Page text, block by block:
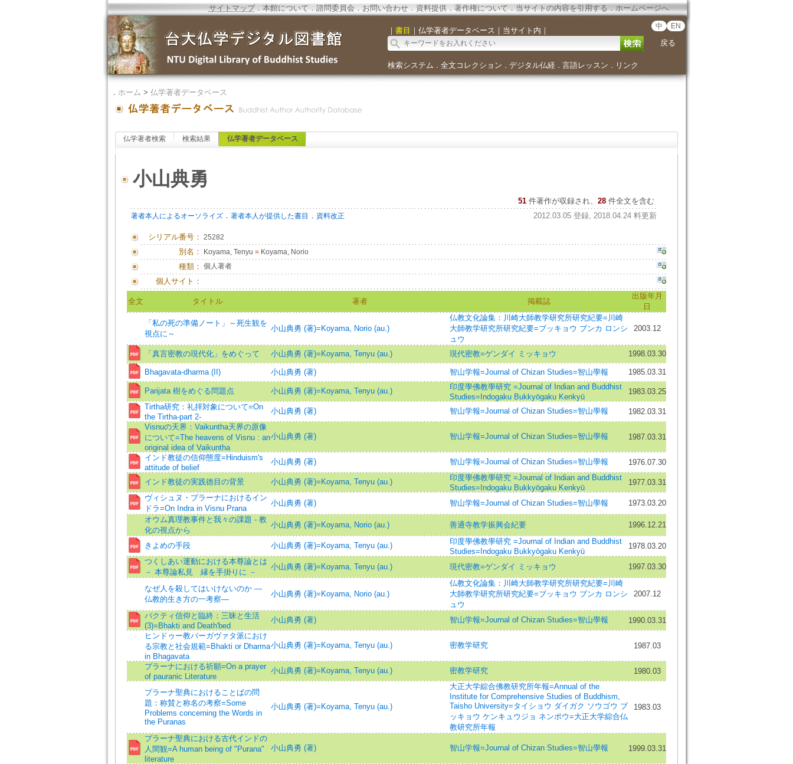
サイトマップ．本館について．諮問委員会． お問い合わせ． 資料提供．著作権について．当サイトの内容を引用する．ホームページへ
｜ 書目 ｜ 仏学著者データベース ｜ 当サイト内 ｜ 中 EN
戻る
検索システム ． 全文コレクション ． デジタル仏経． 言語レッスン ． リンク
． ホーム > 仏学著者データベース
仏学著者検索 検索結果 仏学著者データベース
小山典勇
51 件著作が収録され、 28件全文を含む
著者本人によるオーソライズ． 著者本人が提供した書目 ． 資料改正 2012.03.05 登録, 2018.04.24 料更新
シリアル番号： 25282
別名： Koyama, Tenyu =Koyama, Norio
種類： 個人著者
個人サイト：
全文 タイトル 著者 掲載誌
出版年月
日
「私の死の準備ノート」～死生観を
視点に～
小山典勇 (著)=Koyama, Norio (au.)
仏教文化論集：川崎大師教学研究所研究紀要=川崎
大師教学研究所研究紀要=ブッキョウ ブンカ ロンシ
ュウ
2003.12
「真言密教の現代化」をめぐって 小山典勇 (著)=Koyama, Tenyu (au.) 現代密教=ゲンダイ ミッキョウ 1998.03.30
Bhagavata-dharma (II) 小山典勇 (著) 智山学報=Journal of Chizan Studies=智山學報 1985.03.31
Parijata 樹をめぐる問題点 小山典勇 (著)=Koyama, Tenyu (au.)
印度學佛教學研究 =Journal of Indian and Buddhist
Studies=Indogaku Bukkyōgaku Kenkyū
1983.03.25
Tirtha研究：礼拝対象について=On
the Tirtha-part 2-
小山典勇 (著) 智山学報=Journal of Chizan Studies=智山學報
1982.03.31
Visnuの天界：Vaikuntha天界の原像
について=The heavens of Visnu : an
original idea of Vaikuntha
小山典勇 (著) 智山学報=Journal of Chizan Studies=智山學報 1987.03.31
インド教徒の信仰態度=Hinduism's
attitude of belief
小山典勇 (著) 智山学報=Journal of Chizan Studies=智山學報 1976.07.30
インド教徒の実践徳目の背景 小山典勇 (著)=Koyama, Tenyu (au.)
印度學佛教學研究 =Journal of Indian and Buddhist
Studies=Indogaku Bukkyōgaku Kenkyū
1977.03.31
ヴィシュヌ・プラーナにおけるイン
ドラ=On Indra in Visnu Prana
小山典勇 (著) 智山学報=Journal of Chizan Studies=智山學報
1973.03.20
オウム真理教事件と我々の課題 - 教
化の視点から
小山典勇 (著)=Koyama, Norio (au.) 善通寺教学振興会紀要 1996.12.21
きよめの手段 小山典勇 (著)=Koyama, Tenyu (au.)
印度學佛教學研究 =Journal of Indian and Buddhist
Studies=Indogaku Bukkyōgaku Kenkyū
1978.03.20
つくしあい運動における本尊論とは
－ 本尊論私見 縁を手掛りに －
小山典勇 (著)=Koyama, Tenyu (au.) 現代密教=ゲンダイ ミッキョウ 1997.03.30
なぜ人を殺してはいけないのか ―
仏教的生き方の一考察―
小山典勇 (著)=Koyama, Norio (au.)
仏教文化論集：川崎大師教学研究所研究紀要=川崎
大師教学研究所研究紀要=ブッキョウ ブンカ ロンシ
ュウ
2007.12
バクティ信仰と臨終：三昧と生活
(3)=Bhakti and Death'bed
小山典勇 (著) 智山学報=Journal of Chizan Studies=智山學報
1990.03.31
ヒンドゥー教バーガヴァタ派におけ
る宗教と社会規範=Bhakti or Dharma
in Bhagavata
小山典勇 (著)=Koyama, Tenyu (au.) 密教学研究 1987.03
プラーナにおける祈願=On a prayer
of pauranic Literature
小山典勇 (著)=Koyama, Tenyu (au.) 密教学研究 1980.03
プラーナ聖典におけることばの問
題：称賛と称名の考察=Some
Problems concerning the Words in
the Puranas
小山典勇 (著)=Koyama, Tenyu (au.)
大正大学綜合佛教研究所年報=Annual of the
Institute for Comprehensive Studies of Buddhism,
Taisho University=タイショウ ダイガク ソウゴウ ブ
ッキョウ ケンキュウジョ ネンポウ=大正大学綜合仏
教研究所年報
1983.03
プラーナ聖典における古代インドの
人間観=A human being of "Purana"
literature
小山典勇 (著) 智山学報=Journal of Chizan Studies=智山學報 1999.03.31